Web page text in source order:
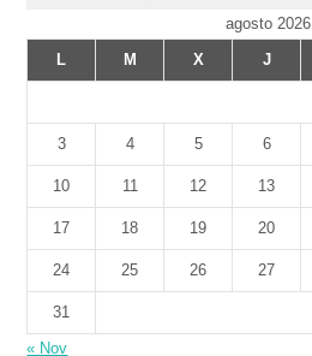
agosto 2026
L
M X J
3 4 5 6
10 11 12 13
17 18 19 20
24 25 26 27
31
« Nov